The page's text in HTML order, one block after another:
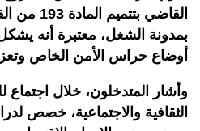
بمدونة الشغل، معتبرة أنه
أوضاع حراس الأمن الخاص
وأشار المتدخلون، خلال اجتماع
الثقافية والاجتماعية، خصص